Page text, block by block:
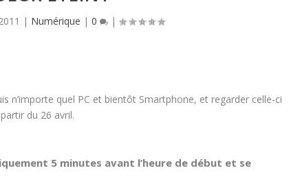
| Numérique |0 |
n’importe quel PC et bientôt Smartphone, et regarder celle-ci
du 26 avril.
5 minutes avant l’heure de début et se